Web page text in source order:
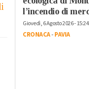
l’incendio di
Giovedì, 6 Agosto 2026 - 15:24
CRONACA-PAVIA